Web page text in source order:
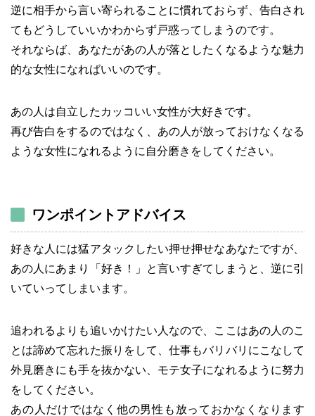
逆に相手から言い寄られることに慣れておらず、告白され
てもどうしていいかわからず戸惑ってしまうのです。
それならば、あなたがあの人が落としたくなるような魅力
的な女性になればいいのです。
あの人は自立したカッコいい女性が大好きです。
再び告白をするのではなく、あの人が放っておけなくなる
ような女性になれるように自分磨きをしてください。
ワンポイントアドバイス
好きな人には猛アタックしたい押せ押せなあなたですが、
あの人にあまり「好き！」と言いすぎてしまうと、逆に引
いていってしまいます。
追われるよりも追いかけたい人なので、ここはあの人のこ
とは諦めて忘れた振りをして、仕事もバリバリにこなして
外見磨きにも手を抜かない、モテ女子になれるように努力
をしてください。
あの人だけではなく他の男性も放っておかなくなります